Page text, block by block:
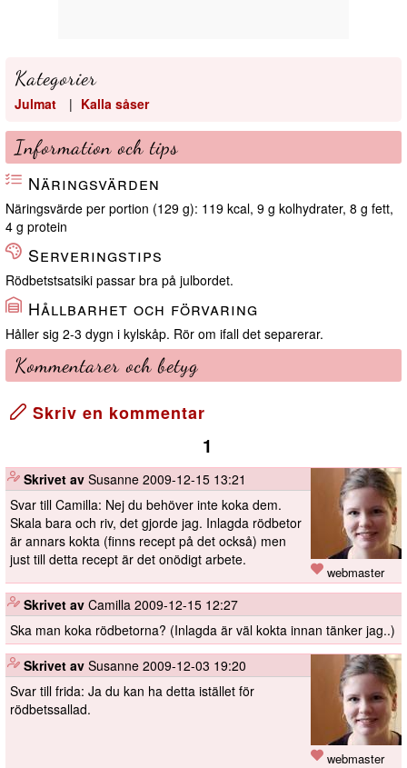
Kategorier
Julmat | Kalla såser
Information och tips
Näringsvärden
Näringsvärde per portion (129 g): 119 kcal, 9 g kolhydrater, 8 g fett,
4 g protein
Serveringstips
Rödbetstsatsiki passar bra på julbordet.
Hållbarhet och förvaring
Håller sig 2-3 dygn i kylskåp. Rör om ifall det separerar.
Kommentarer och betyg
Skriv en kommentar
1
webmaster
Skrivet av Susanne 2009-12-15 13:21
Svar till Camilla: Nej du behöver inte koka dem.
Skala bara och riv, det gjorde jag. Inlagda rödbetor
är annars kokta (finns recept på det också) men
just till detta recept är det onödigt arbete.
Skrivet av Camilla 2009-12-15 12:27
Ska man koka rödbetorna? (Inlagda är väl kokta innan tänker jag..)
webmaster
Skrivet av Susanne 2009-12-03 19:20
Svar till frida: Ja du kan ha detta istället för
rödbetssallad.